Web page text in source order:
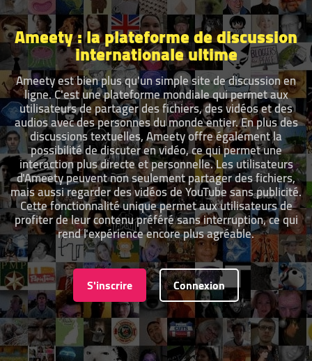
Ameety : la plateforme de discussion
internationale ultime
Ameety est bien plus qu'un simple site de discussion en
ligne. C'est une plateforme mondiale qui permet aux
utilisateurs de partager des fichiers, des vidéos et des
audios avec des personnes du monde entier. En plus des
discussions textuelles, Ameety offre également la
possibilité de discuter en vidéo, ce qui permet une
interaction plus directe et personnelle. Les utilisateurs
d'Ameety peuvent non seulement partager des fichiers,
mais aussi regarder des vidéos de YouTube sans publicité.
Cette fonctionnalité unique permet aux utilisateurs de
profiter de leur contenu préféré sans interruption, ce qui
rend l'expérience encore plus agréable.
S'inscrire Connexion